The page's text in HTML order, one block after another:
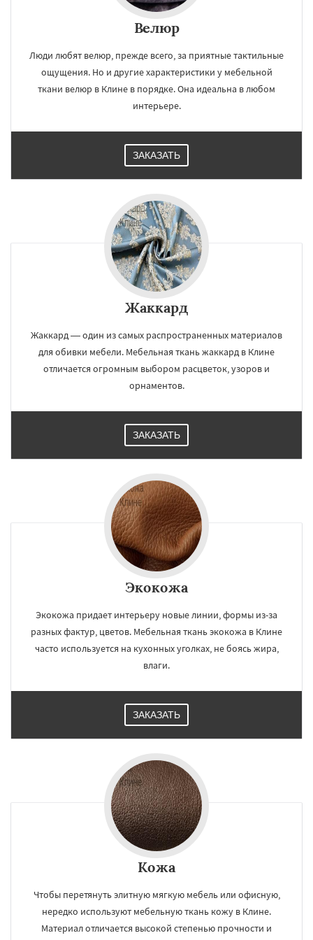
Велюр
Люди любят велюр, прежде всего, за приятные тактильные
ощущения. Но и другие характеристики у мебельной
ткани велюр в Клине в порядке. Она идеальна в любом
интерьере.
ЗАКАЗАТЬ
Жаккард
Жаккард — один из самых распространенных материалов
для обивки мебели. Мебельная ткань жаккард в Клине
отличается огромным выбором расцветок, узоров и
орнаментов.
ЗАКАЗАТЬ
Экокожа
Экокожа придает интерьеру новые линии, формы из-за
разных фактур, цветов. Мебельная ткань экокожа в Клине
часто используется на кухонных уголках, не боясь жира,
влаги.
ЗАКАЗАТЬ
Кожа
Чтобы перетянуть элитную мягкую мебель или офисную,
нередко используют мебельную ткань кожу в Клине.
Материал отличается высокой степенью прочности и